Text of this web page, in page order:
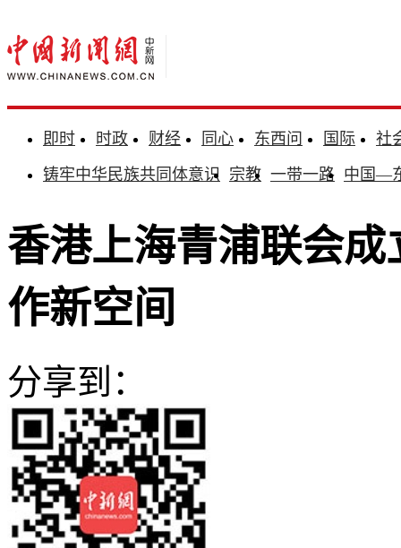
即时 时政 财经 同心 东西问 国际
社
铸牢中华民族共同体意识 宗教 一带一路 中国—
香港上海青浦联会
作新空间
分享到：